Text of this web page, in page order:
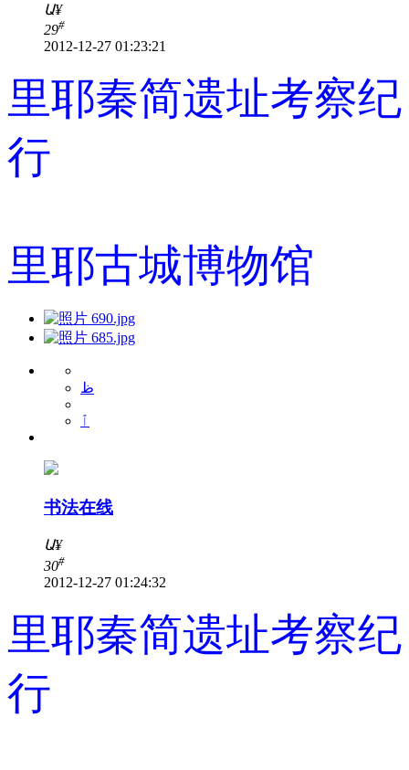
Ա¥
29#
2012-12-27 01:23:21
里耶秦简遗址考察纪
行
里耶古城博物馆
ظ
ٱ
书法在线
Ա¥
30#
2012-12-27 01:24:32
里耶秦简遗址考察纪
行